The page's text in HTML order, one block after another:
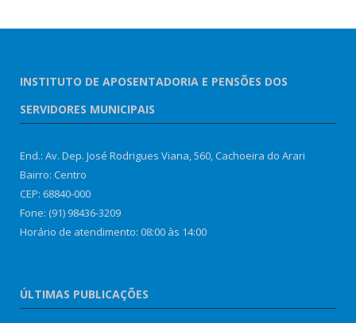
INSTITUTO DE APOSENTADORIA E PENSÕES DOS
SERVIDORES MUNICIPAIS
End.: Av. Dep. José Rodrigues Viana, 560, Cachoeira do Arari
Bairro: Centro
CEP: 68840-000
Fone: (91) 98436-3209
Horário de atendimento: 08:00 às 14:00
ÚLTIMAS PUBLICAÇÕES